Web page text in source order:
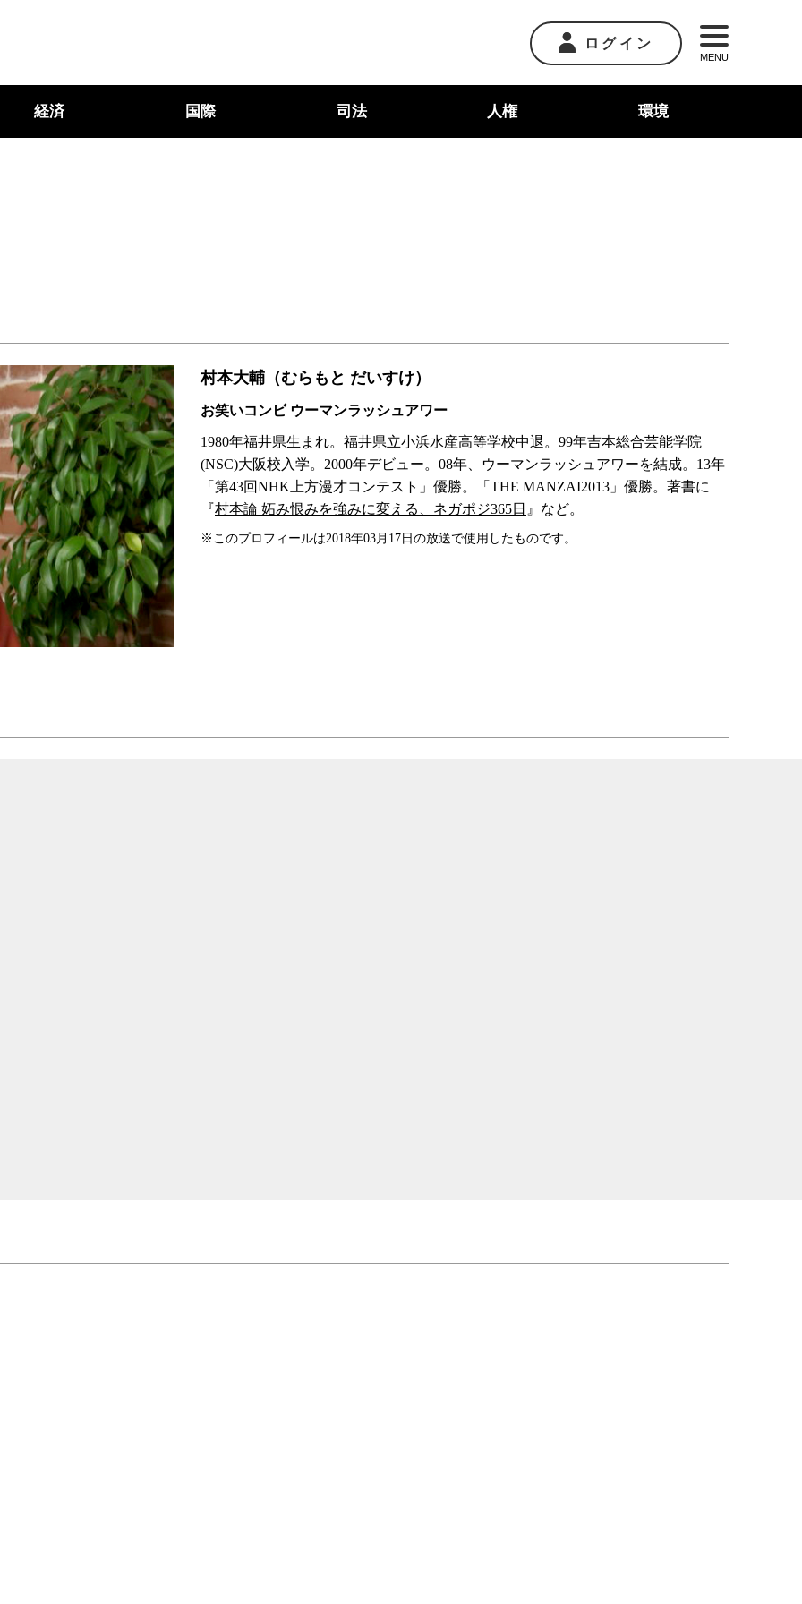
ログイン
MENU
経済 国際 司法 人権 環境
村本大輔（むらもと だいすけ）
お笑いコンビ ウーマンラッシュアワー
1980年福井県生まれ。福井県立小浜水産高等学校中退。99年吉本総合芸能学院
(NSC)大阪校入学。2000年デビュー。08年、ウーマンラッシュアワーを結成。13年
「第43回NHK上方漫才コンテスト」優勝。「THE MANZAI2013」優勝。著書に
『村本論 妬み恨みを強みに変える、ネガポジ365日 』など。
※このプロフィールは2018年03月17日の放送で使用したものです。